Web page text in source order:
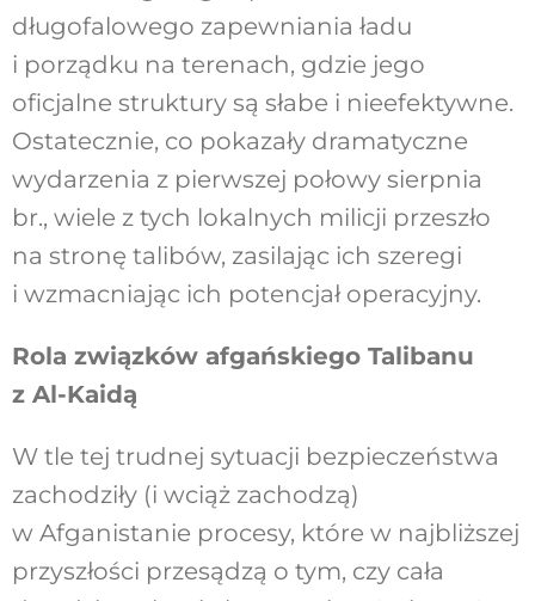
długofalowego zapewniania ładu
i porządku na terenach, gdzie jego
oficjalne struktury są słabe i nieefektywne.
Ostatecznie, co pokazały dramatyczne
wydarzenia z pierwszej połowy sierpnia
br., wiele z tych lokalnych milicji przeszło
na stronę talibów, zasilając ich szeregi
i wzmacniając ich potencjał operacyjny.
Rola związków afgańskiego Talibanu
z Al-Kaidą
W tle tej trudnej sytuacji bezpieczeństwa
zachodziły (i wciąż zachodzą)
w Afganistanie procesy, które w najbliższej
przyszłości przesądzą o tym, czy cała